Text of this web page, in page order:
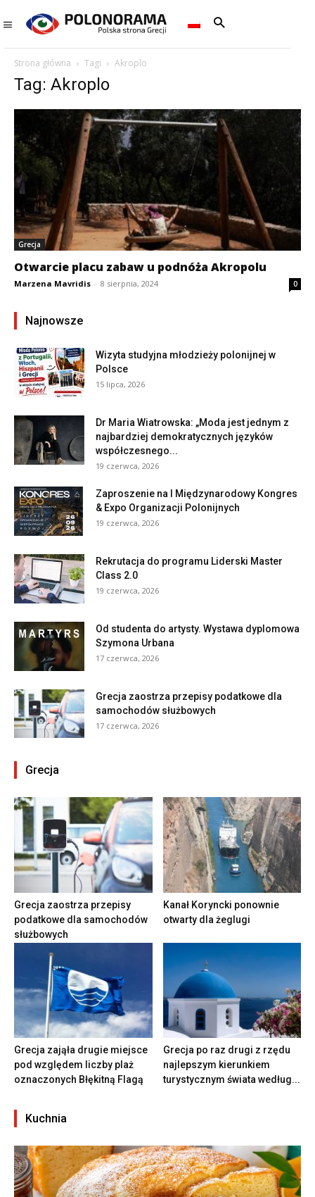
Strona główna Tagi Akroplo
Tag: Akroplo
Grecja
Otwarcie placu zabaw u podnóża Akropolu
Marzena Mavridis - 8 sierpnia, 2024 0
Najnowsze
Wizyta studyjna młodzieży polonijnej w
Polsce
15 lipca, 2026
Dr Maria Wiatrowska: „Moda jest jednym z
najbardziej demokratycznych języków
współczesnego...
19 czerwca, 2026
Zaproszenie na I Międzynarodowy Kongres
& Expo Organizacji Polonijnych
19 czerwca, 2026
Rekrutacja do programu Liderski Master
Class 2.0
19 czerwca, 2026
Od studenta do artysty. Wystawa dyplomowa
Szymona Urbana
17 czerwca, 2026
Grecja zaostrza przepisy podatkowe dla
samochodów służbowych
17 czerwca, 2026
Grecja
Grecja zaostrza przepisy
podatkowe dla samochodów
służbowych
Kanał Koryncki ponownie
otwarty dla żeglugi
Grecja zająła drugie miejsce
pod względem liczby plaż
oznaczonych Błękitną Flagą
Grecja po raz drugi z rzędu
najlepszym kierunkiem
turystycznym świata według...
Kuchnia